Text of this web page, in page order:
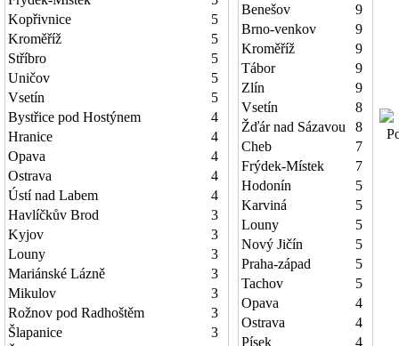
Kopřivnice
5
Kroměříž
5
Stříbro
5
Uničov
5
Vsetín
5
Bystřice pod Hostýnem
4
Hranice
4
Opava
4
Ostrava
4
Ústí nad Labem
4
Havlíčkův Brod
3
Kyjov
3
Louny
3
Mariánské Lázně
3
Mikulov
3
Rožnov pod Radhoštěm
3
Šlapanice
3
Benešov
9
Brno-venkov
9
Kroměříž
9
Tábor
9
Zlín
9
Vsetín
8
Žďár nad Sázavou
8
Cheb
7
Frýdek-Místek
7
Hodonín
5
Karviná
5
Louny
5
Nový Jičín
5
Praha-západ
5
Tachov
5
Opava
4
Ostrava
4
Písek
4